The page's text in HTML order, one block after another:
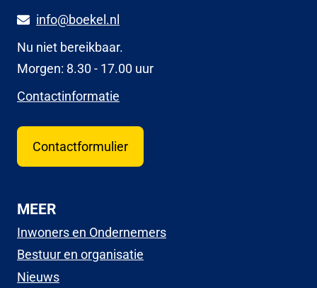
info@boekel.nl
Nu niet bereikbaar.
Morgen: 8.30 - 17.00 uur
Contactinformatie
Contactformulier
MEER
Inwoners en Ondernemers
Bestuur en organisatie
Nieuws